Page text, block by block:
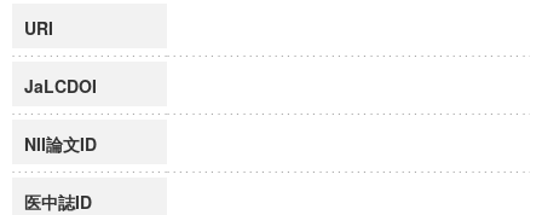
URI
JaLCDOI
NII論文ID
医中誌ID